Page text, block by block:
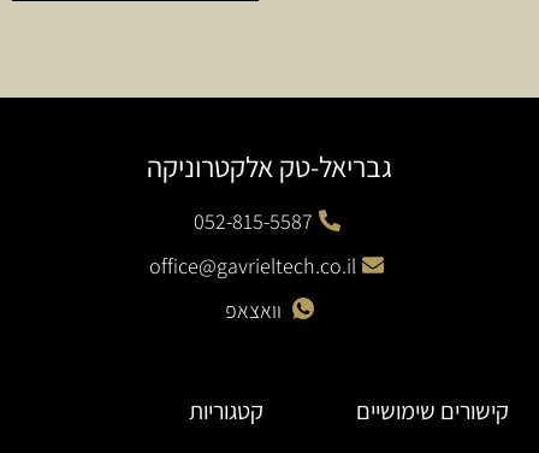
גבריאל-טק אלקטרוניקה
052-815-5587
office@gavrieltech.co.il
וואצאפ
קישורים שימושיים קטגוריות